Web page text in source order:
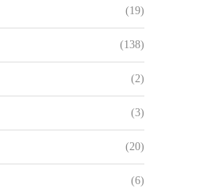
(19)
(138)
(2)
(3)
(20)
(6)